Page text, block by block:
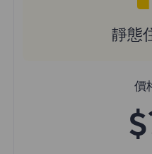
靜態
價